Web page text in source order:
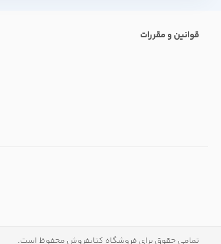
قوانین و مقررات
تمامی حقوق برای فروشگاه کتابفروش محفوظ است.